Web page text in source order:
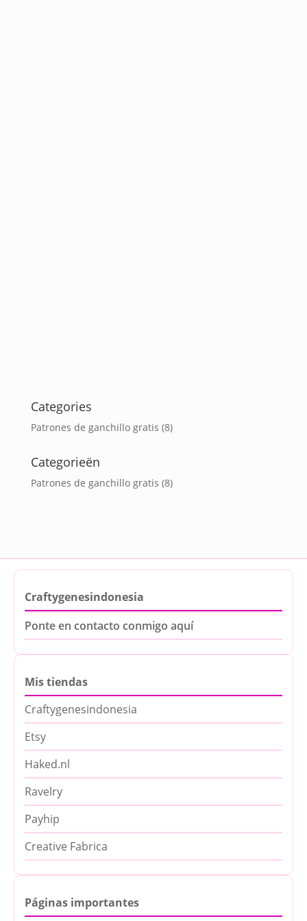
Categories
Patrones de ganchillo gratis (8)
Categorieën
Patrones de ganchillo gratis (8)
Craftygenesindonesia
Ponte en contacto conmigo aquí
Mis tiendas
Craftygenesindonesia
Etsy
Haked.nl
Ravelry
Payhip
Creative Fabrica
Páginas importantes